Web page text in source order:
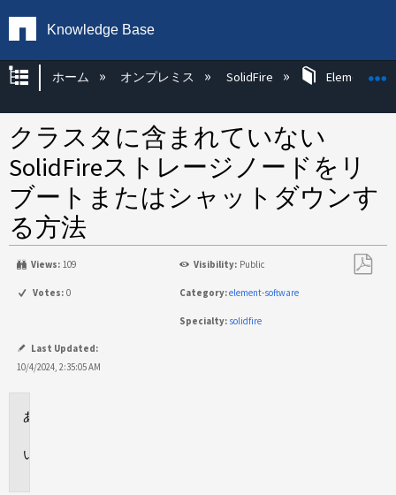
Knowledge Base
グローバル階層を展開/折りたたむ
ホーム オンプレミス SolidFire Element OS
クラスタに含まれていない
SolidFireストレージノードをリ
ブートまたはシャットダウンす
る方法
Views: 109 Visibility: Public
Votes: 0 Category:element-software
Specialty: solidfire
Last Updated:
10/4/2024, 2:35:05 AM